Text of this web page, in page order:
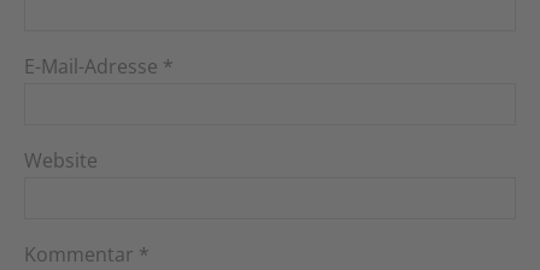
E-Mail-Adresse *
Website
Kommentar *